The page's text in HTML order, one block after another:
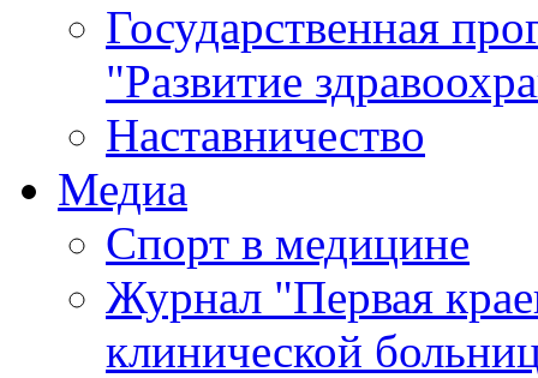
Государственная
"Развитие
Наставничество
Медиа
Спорт в медицине
Журнал "Первая
клинической